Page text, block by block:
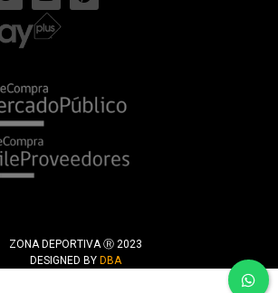
ZONA DEPORTIVA Ⓡ 2023
DESIGNED BY DBA